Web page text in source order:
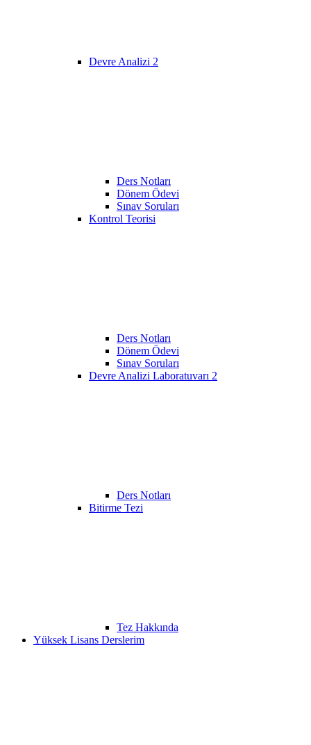
Devre Analizi 2
Ders Notları
Dönem Ödevi
Sınav Soruları
Kontrol Teorisi
Ders Notları
Dönem Ödevi
Sınav Soruları
Devre Analizi Laboratuvarı 2
Ders Notları
Bitirme Tezi
Tez Hakkında
Yüksek Lisans Derslerim